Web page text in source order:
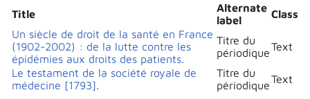
Title
Alternate
label
Class
Un siècle de droit de la santé en France
(1902-2002) : de la lutte contre les
épidémies aux droits des patients.
Titre du
périodiqueText
Le testament de la société royale de
médecine [1793].
Titre du
périodiqueText